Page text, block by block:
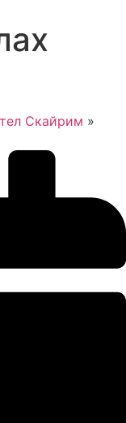
Скайрим »